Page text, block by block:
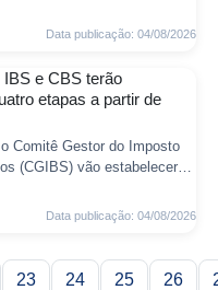
As equipes seguem mo
Data publicação: 04/08/2026
e CBS terão
etapas a partir de
Comitê Gestor do Imposto
(CGIBS) vão estabelecer
da Contribuiç ...
Data publicação: 04/08/2026
23 24 25 26